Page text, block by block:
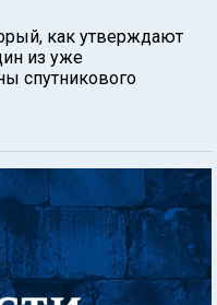
как утверждают
из уже
спутникового